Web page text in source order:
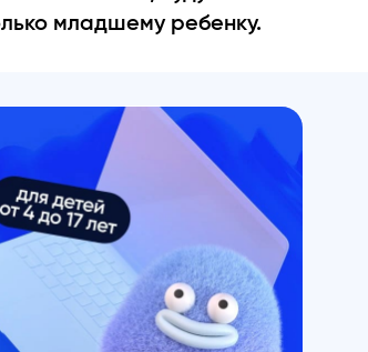
младшему ребенку.